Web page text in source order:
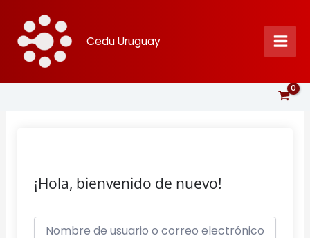
contenido
Cedu Uruguay
¡Hola, bienvenido de nuevo!